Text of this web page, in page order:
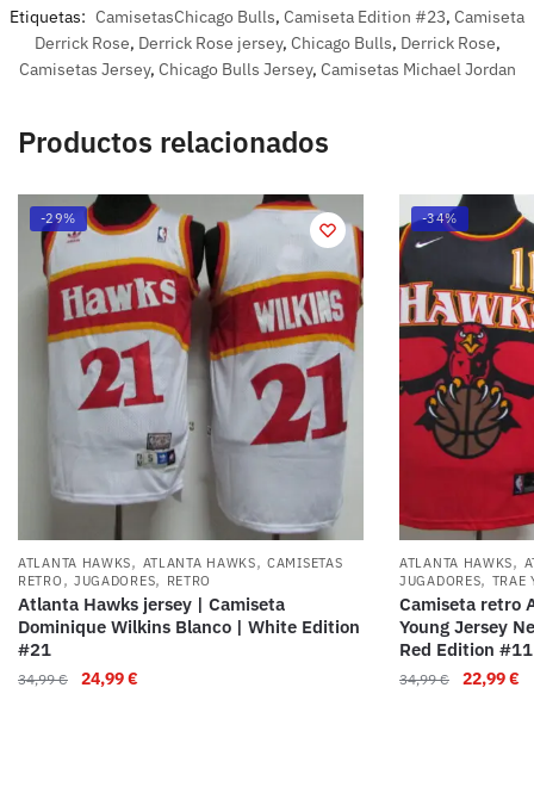
Etiquetas: CamisetasChicago Bulls, Camiseta Edition #23, Camiseta
Derrick Rose, Derrick Rose jersey, Chicago Bulls, Derrick Rose,
Camisetas Jersey, Chicago Bulls Jersey, Camisetas Michael Jordan
Productos relacionados
-29%
ATLANTA HAWKS, ATLANTA HAWKS,CAMISETAS
RETRO , JUGADORES, RETRO
Atlanta Hawks jersey | Camiseta
Dominique Wilkins Blanco | White Edition
#21
34,99€ 24,99€
-34%
ATLANTA HAWKS,
JUGADORES, TRAE
Camiseta retro
Young Jersey
Red Edition #11
34,99€ 22,99€